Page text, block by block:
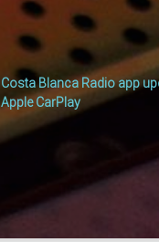
Costa Blanca Radio app
Apple CarPlay